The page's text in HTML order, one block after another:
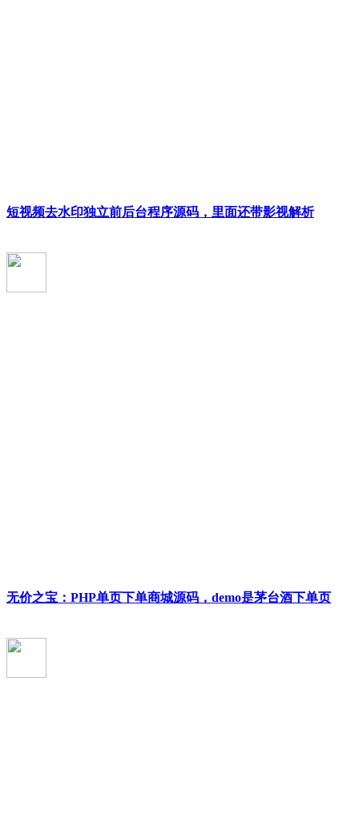
短视频去水印独立前后台程序源码，里面还带影视解析
无价之宝：PHP单页下单商城源码，demo是茅台酒下单页